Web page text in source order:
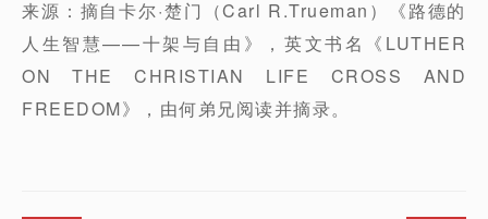
来源：摘自卡尔·楚门（Carl R.Trueman）《路德的
人生智慧——十架与自由》，英文书名《LUTHER
ON THE CHRISTIAN LIFE CROSS AND
FREEDOM》，由何弟兄阅读并摘录。